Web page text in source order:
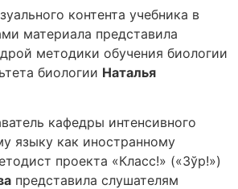
контента учебника в
материала представила
методики обучения биологии
биологии Наталья
кафедры интенсивного
языку как иностранному
проекта «Класс!» («Зўр!»)
представила слушателям